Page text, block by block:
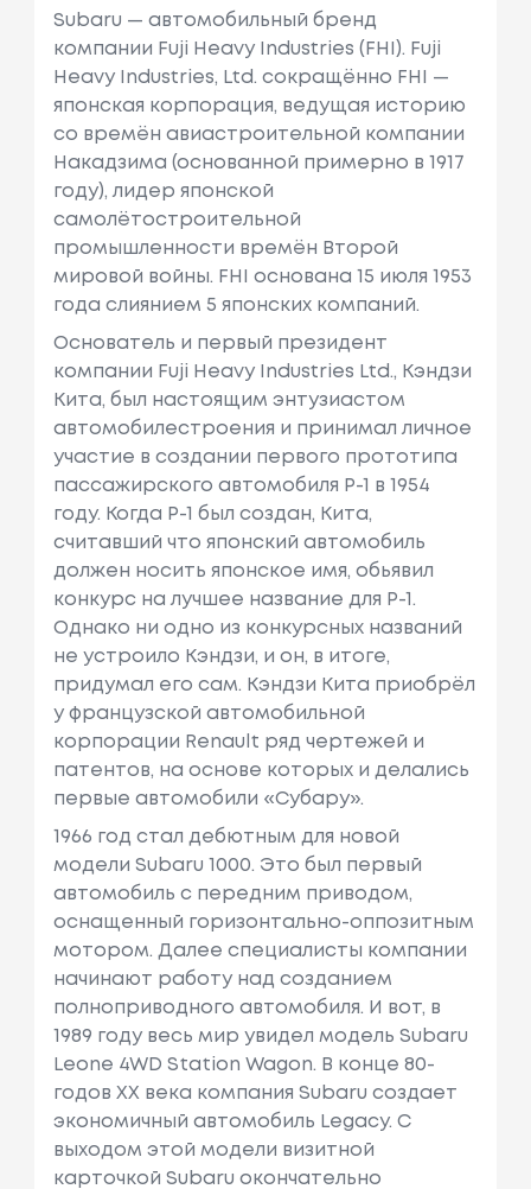
Subaru — автомобильный бренд
компании Fuji Heavy Industries (FHI). Fuji
Heavy Industries, Ltd. сокращённо FHI —
японская корпорация, ведущая историю
со времён авиастроительной компании
Накадзима (основанной примерно в 1917
году), лидер японской
самолётостроительной
промышленности времён Второй
мировой войны. FHI основана 15 июля 1953
года слиянием 5 японских компаний.
Основатель и первый президент
компании Fuji Heavy Industries Ltd., Кэндзи
Кита, был настоящим энтузиастом
автомобилестроения и принимал личное
участие в создании первого прототипа
пассажирского автомобиля Р-1 в 1954
году. Когда P-1 был создан, Кита,
считавший что японский автомобиль
должен носить японское имя, обьявил
конкурс на лучшее название для P-1.
Однако ни одно из конкурсных названий
не устроило Кэндзи, и он, в итоге,
придумал его сам. Кэндзи Кита приобрёл
у французской автомобильной
корпорации Renault ряд чертежей и
патентов, на основе которых и делались
первые автомобили «Субару».
1966 год стал дебютным для новой
модели Subaru 1000. Это был первый
автомобиль с передним приводом,
оснащенный горизонтально-оппозитным
мотором. Далее специалисты компании
начинают работу над созданием
полноприводного автомобиля. И вот, в
1989 году весь мир увидел модель Subaru
Leone 4WD Station Wagon. В конце 80-
годов XX века компания Subaru создает
экономичный автомобиль Legacy. С
выходом этой модели визитной
карточкой Subaru окончательно